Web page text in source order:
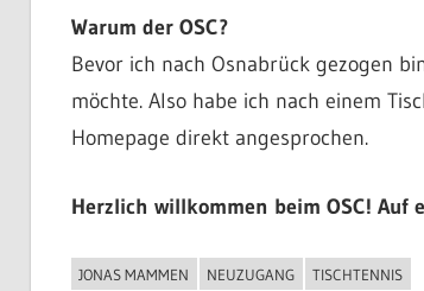
Warum der OSC?
Bevor ich nach Osnabrück gezogen
möchte. Also habe ich nach einem
Homepage direkt angesprochen.
Herzlich willkommen beim OSC! Auf
ALLGEMEIN
JONAS MAMMEN NEUZUGANG TISCHTENNIS